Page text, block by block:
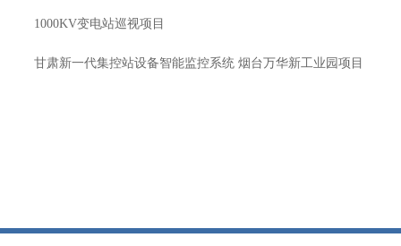
1000KV变电站巡视项目
甘肃新一代集控站设备智能监控系统 烟台万华新工业园项目